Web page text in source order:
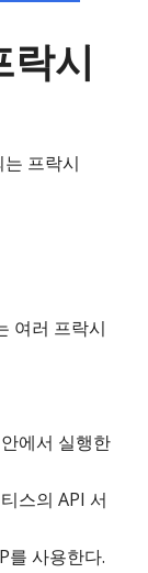
락시
프락시
여러 프락시
에서 실행한
스의 API 서
를 사용한다.